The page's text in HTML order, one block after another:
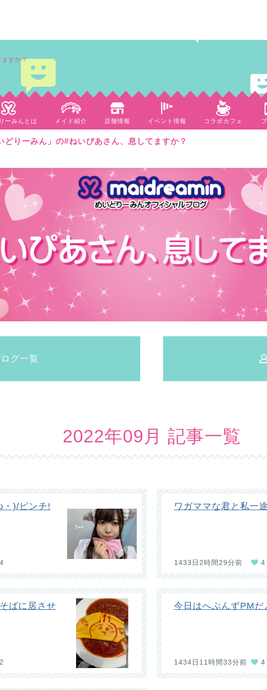
ーみんとは メイド紹介 店舗情報 イベント情報 コラボカフェ
どりーみん」の#ねいぴあさん、息してますか？
ますか？
グ一覧
2022年09月 記事一覧
)/ピンチ!
4
ワガママな君と私一
1433日2時間29分前 4
ばに居させ
2
今日はへぶんずPMだ
1434日11時間33分前 4